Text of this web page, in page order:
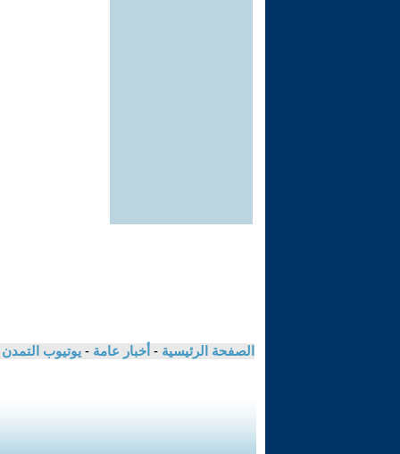
الصفحة الرئيسية - أخبار عامة - يوتيوب التمدن